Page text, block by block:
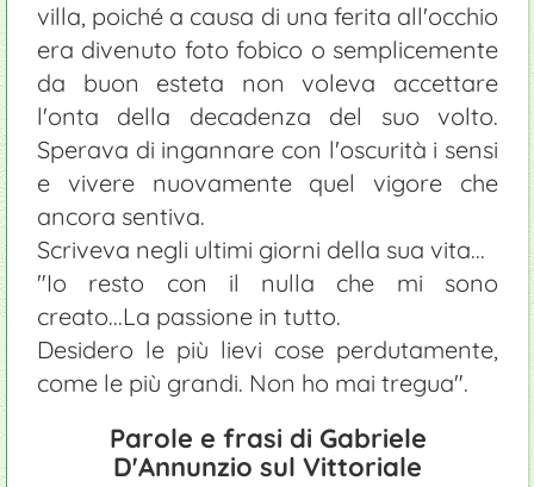
villa, poiché a causa di una ferita all'occhio
era divenuto foto fobico o semplicemente
da buon esteta non voleva accettare
l'onta della decadenza del suo volto.
Sperava di ingannare con l'oscurità i sensi
e vivere nuovamente quel vigore che
ancora sentiva.
Scriveva negli ultimi giorni della sua vita...
"Io resto con il nulla che mi sono
creato...La passione in tutto.
Desidero le più lievi cose perdutamente,
come le più grandi. Non ho mai tregua".
Parole e frasi di Gabriele
D'Annunzio sul Vittoriale